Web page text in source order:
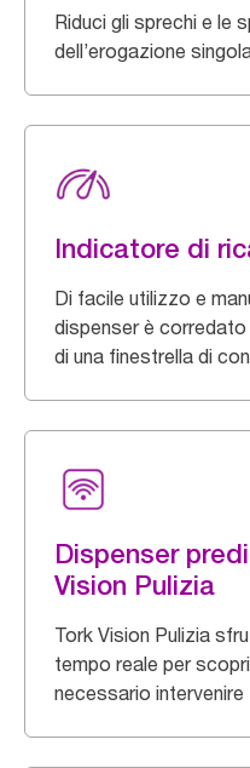
Riduci gli sprechi e le
dell’erogazione
Indicatore di
Di facile utilizzo e
dispenser è corredato
di una finestrella di
Dispenser
Vision Pulizia
Tork Vision Pulizia
tempo reale per
necessario intervenire